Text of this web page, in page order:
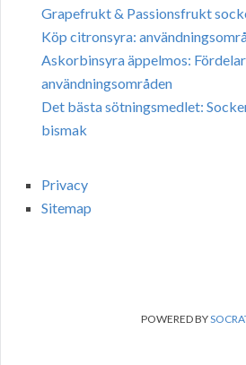
Grapefrukt & Passionsfrukt
Köp citronsyra:
Askorbinsyra äppelmos:
användningsområden
Det bästa sötningsmedlet:
bismak
Privacy
Sitemap
POWERED BY